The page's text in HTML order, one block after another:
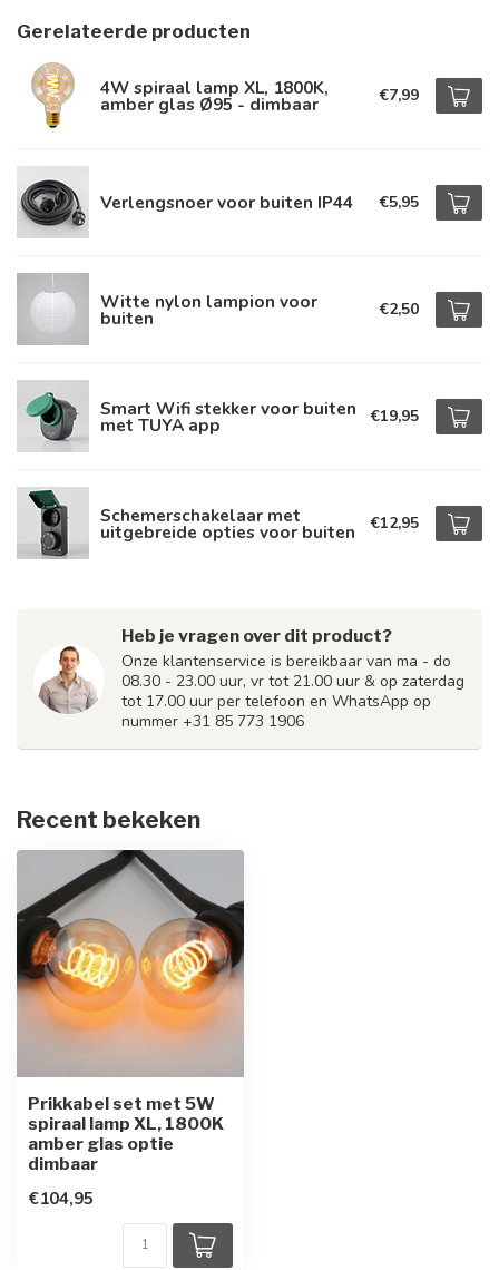
Gerelateerde producten
4W spiraal lamp XL, 1800K,
amber glas Ø95 - dimbaar €7,99
Verlengsnoer voor buiten IP44 €5,95
Witte nylon lampion voor
buiten €2,50
Smart Wifi stekker voor buiten
met TUYA app €19,95
Schemerschakelaar met
uitgebreide opties voor buiten €12,95
Heb je vragen over dit product?
Onze klantenservice is bereikbaar van ma - do
08.30 - 23.00 uur, vr tot 21.00 uur & op zaterdag
tot 17.00 uur per telefoon en WhatsApp op
nummer +31 85 773 1906
Recent bekeken
Prikkabel set met 5W
spiraal lamp XL, 1800K
amber glas optie
dimbaar
€104,95